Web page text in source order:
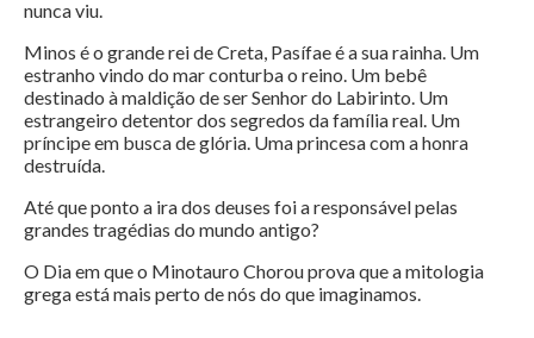
nunca viu.
Minos é o grande rei de Creta, Pasífae é a sua rainha. Um
estranho vindo do mar conturba o reino. Um bebê
destinado à maldição de ser Senhor do Labirinto. Um
estrangeiro detentor dos segredos da família real. Um
príncipe em busca de glória. Uma princesa com a honra
destruída.
Até que ponto a ira dos deuses foi a responsável pelas
grandes tragédias do mundo antigo?
O Dia em que o Minotauro Chorou prova que a mitologia
grega está mais perto de nós do que imaginamos.